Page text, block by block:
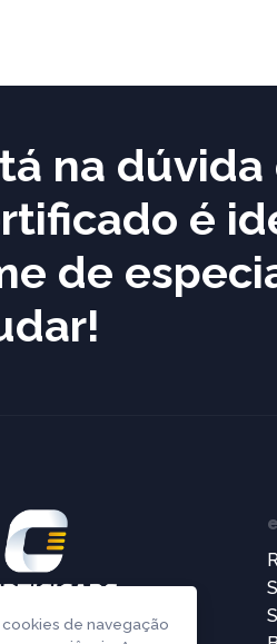
na
é
de
de navegação